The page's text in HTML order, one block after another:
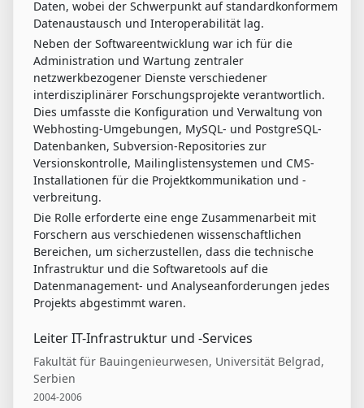
Daten, wobei der Schwerpunkt auf standardkonformem
Datenaustausch und Interoperabilität lag.
Neben der Softwareentwicklung war ich für die
Administration und Wartung zentraler
netzwerkbezogener Dienste verschiedener
interdisziplinärer Forschungsprojekte verantwortlich.
Dies umfasste die Konfiguration und Verwaltung von
Webhosting-Umgebungen, MySQL- und PostgreSQL-
Datenbanken, Subversion-Repositories zur
Versionskontrolle, Mailinglistensystemen und CMS-
Installationen für die Projektkommunikation und -
verbreitung.
Die Rolle erforderte eine enge Zusammenarbeit mit
Forschern aus verschiedenen wissenschaftlichen
Bereichen, um sicherzustellen, dass die technische
Infrastruktur und die Softwaretools auf die
Datenmanagement- und Analyseanforderungen jedes
Projekts abgestimmt waren.
Leiter IT-Infrastruktur und -Services
Fakultät für Bauingenieurwesen, Universität Belgrad,
Serbien
2004-2006